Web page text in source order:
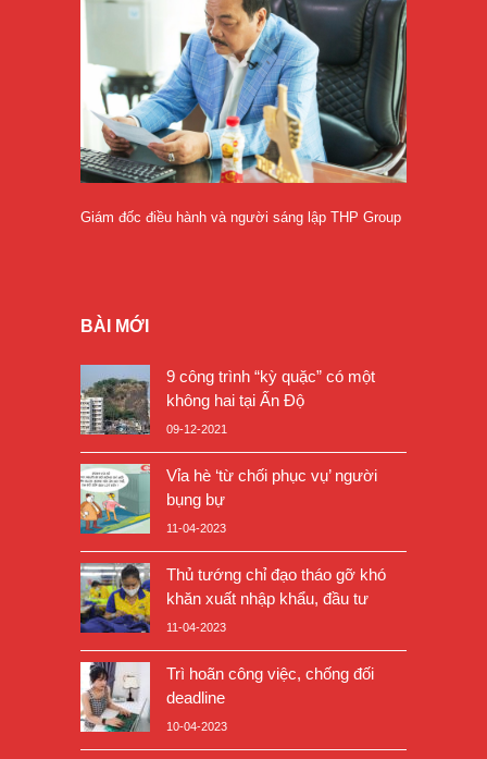
Giám đốc điều hành và người sáng lập THP Group
BÀI MỚI
9 công trình “kỳ quặc” có một
không hai tại Ấn Độ
09-12-2021
Vỉa hè ‘từ chối phục vụ’ người
bụng bự
11-04-2023
Thủ tướng chỉ đạo tháo gỡ khó
khăn xuất nhập khẩu, đầu tư
11-04-2023
Trì hoãn công việc, chống đối
deadline
10-04-2023